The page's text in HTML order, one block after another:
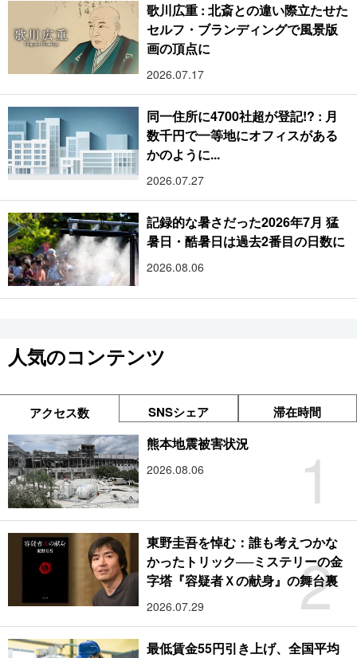
歌川広重 : 北斎との違い際立たせた
セルフ・ブランディングで風景版
画の頂点に
2026.07.17
同一住所に4700社超が登記!? : 月
数千円で一等地にオフィスがある
かのように...
2026.07.27
記録的な暑さだった2026年7月 猛
暑日・酷暑日は過去2番目の日数に
2026.08.06
人気のコンテンツ
アクセス数 SNSシェア 滞在時間
1
熊本地震被害状況
2026.08.06
2
東野圭吾を悼む：誰も考えつかな
かったトリック──ミステリーの金
字塔『容疑者Ｘの献身』の舞台裏
2026.07.29
最低賃金55円引き上げ、全国平均